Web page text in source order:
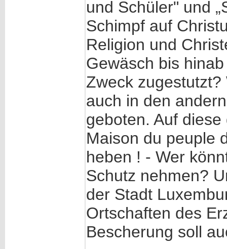
und Schüler" und
Schimpf auf
Religion und
Gewäsch bis
Zweck
auch in den
geboten. Auf
Maison du peuple
heben ! - Wer
Schutz nehmen?
der Stadt
Ortschaften des
Bescherung soll